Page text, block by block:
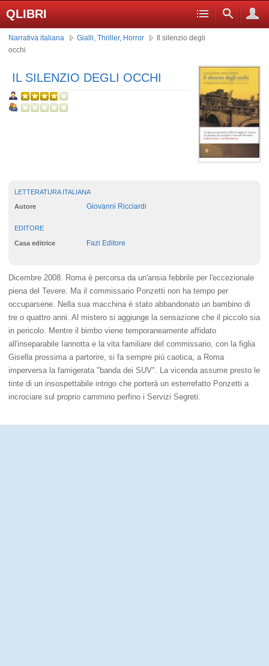
QLIBRI
Narrativa italiana Gialli, Thriller, Horror
Il silenzio degli
occhi
IL SILENZIO DEGLI OCCHI
LETTERATURA ITALIANA
Autore Giovanni Ricciardi
EDITORE
Casa editrice Fazi Editore
Dicembre 2008. Roma è percorsa da un'ansia febbrile per l'eccezionale
piena del Tevere. Ma il commissario Ponzetti non ha tempo per
occuparsene. Nella sua macchina è stato abbandonato un bambino di
tre o quattro anni. Al mistero si aggiunge la sensazione che il piccolo sia
in pericolo. Mentre il bimbo viene temporaneamente affidato
all'inseparabile Iannotta e la vita familiare del commissario, con la figlia
Gisella prossima a partorire, si fa sempre più caotica, a Roma
imperversa la famigerata "banda dei SUV". La vicenda assume presto le
tinte di un insospettabile intrigo che porterà un esterrefatto Ponzetti a
incrociare sul proprio cammino perfino i Servizi Segreti.